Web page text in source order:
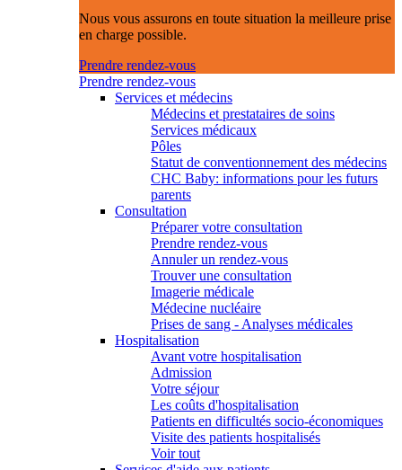
Nous vous assurons en toute situation la meilleure prise
en charge possible.
Prendre rendez-vous
Prendre rendez-vous
Services et médecins
Médecins et prestataires de soins
Services médicaux
Pôles
Statut de conventionnement des médecins
CHC Baby: informations pour les futurs
parents
Consultation
Préparer votre consultation
Prendre rendez-vous
Annuler un rendez-vous
Trouver une consultation
Imagerie médicale
Médecine nucléaire
Prises de sang - Analyses médicales
Hospitalisation
Avant votre hospitalisation
Admission
Votre séjour
Les coûts d'hospitalisation
Patients en difficultés socio-économiques
Visite des patients hospitalisés
Voir tout